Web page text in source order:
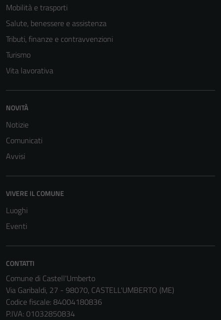
Mobilità e trasporti
Salute, benessere e assistenza
Tributi, finanze e contravvenzioni
Turismo
Vita lavorativa
NOVITÀ
Notizie
Comunicati
Avvisi
VIVERE IL COMUNE
Luoghi
Eventi
CONTATTI
Comune di Castell'Umberto
Via Garibaldi, 27 - 98070, CASTELL'UMBERTO (ME)
Codice fiscale: 84004180836
P.IVA: 01032850834